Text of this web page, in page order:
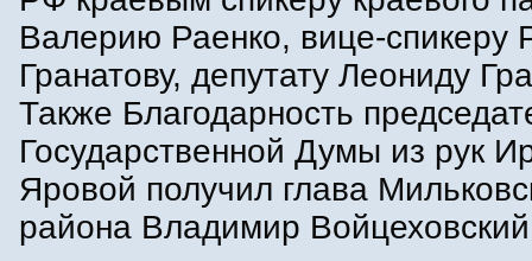
Валерию Раенко, вице-спикеру
Гранатову, депутату Леониду
Также Благодарность
Государственной Думы из рук
Яровой получил глава
района Владимир